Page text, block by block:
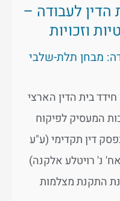
לעבודה –
וזכויות
מבחן תלת-שלבי
בשנת 2025 ובתחילת 2026 חידד בית הדין הארצי
המעסיק לפיקוח
דין תקדימי (ע"ע
ואח' נ' רויטלע אלקנה)
התקנת מצלמות